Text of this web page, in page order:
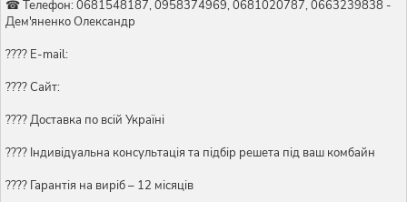
☎ Телефон: 0681548187, 0958374969, 0681020787, 0663239838 -
Дем'яненко Олександр
???? E-mail:
???? Сайт:
???? Доставка по всій Україні
????️ Індивідуальна консультація та підбір решета під ваш комбайн
???? Гарантія на виріб – 12 місяців